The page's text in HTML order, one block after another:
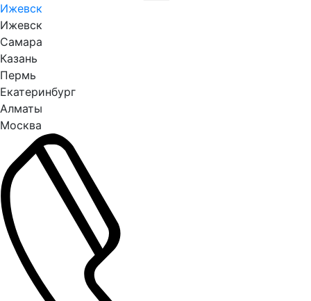
Ижевск
Ижевск
Самара
Казань
Пермь
Екатеринбург
Алматы
Москва